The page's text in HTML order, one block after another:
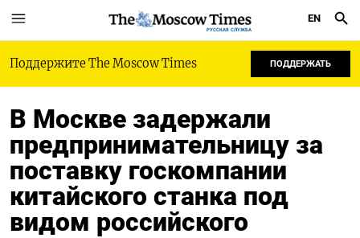
РУССКАЯ СЛУЖБА
EN
Поддержите The Moscow Times ПОДДЕРЖАТЬ
В Москве задержали
предпринимательницу за
поставку госкомпании
китайского станка под
видом российского